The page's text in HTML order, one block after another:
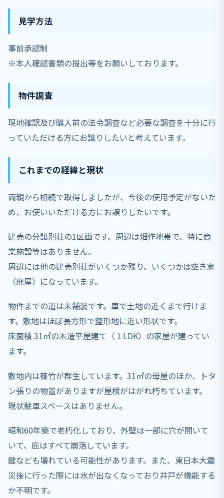
見学方法
事前承認制
※本人確認書類の提出等をお願いしております。
物件調査
現地確認及び購入前の法令調査など必要な調査を十分に行
っていただける方にお譲りしたいと考えています。
これまでの経緯と現状
両親から相続で取得しましたが、今後の使用予定がないた
め、お使いいただける方にお譲りしたいです。
建売の分譲別荘の1区画です。周辺は畑作地帯で、特に商
業施設等はありません。
周辺には他の建売別荘がいくつか残り、いくつかは空き家
（廃屋）になっています。
物件までの道は未舗装です。車で土地の近くまで行けま
す。敷地はほぼ長方形で整形地に近い形状です。
床面積 31㎡の木造平屋建て（１LDK）の家屋が建ってい
ます。
敷地内は篠竹が群生しています。31㎡の母屋のほか、トタ
ン張りの物置がありますが屋根がはがれ朽ちています。
現状駐車スペースはありません。
昭和60年築で老朽化しており、外壁は一部に穴が開いて
いて、庇はすべて崩落しています。
鍵なども壊れている可能性があります。また、東日本大震
災後に行った際には水が出なくなっており井戸が機能する
か不明です。